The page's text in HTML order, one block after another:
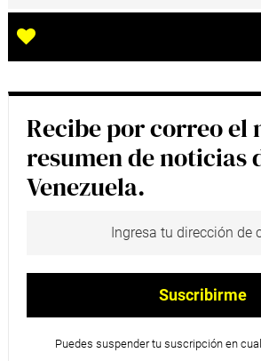
Recibe por correo el
resumen de noticias
Venezuela.
Puedes suspender tu suscripción en